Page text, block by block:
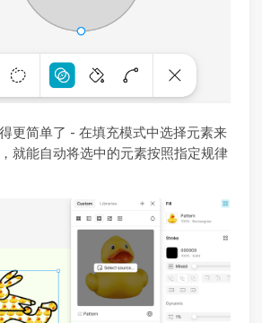
更简单了 - 在填充模式中选择元素来
就能自动将选中的元素按照指定规律